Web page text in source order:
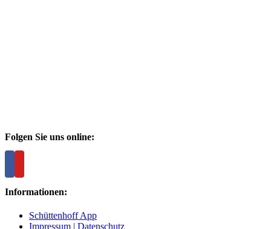
Folgen Sie uns online:
Informationen:
Schüttenhoff App
Impressum | Datenschutz